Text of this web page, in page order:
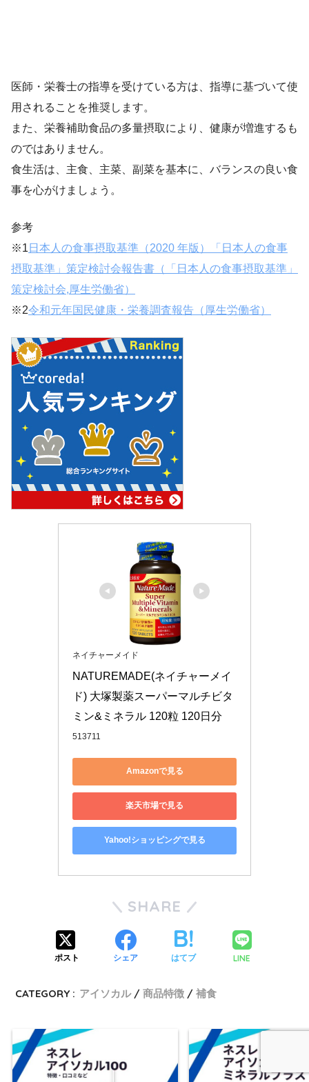
医師・栄養士の指導を受けている方は、指導に基づいて使
用されることを推奨します。
また、栄養補助食品の多量摂取により、健康が増進するも
のではありません。
食生活は、主食、主菜、副菜を基本に、バランスの良い食
事を心がけましょう。
参考
※1 日本人の食事摂取基準（2020 年版）「日本人の食事
摂取基準」策定検討会報告書（「日本人の食事摂取基準」
策定検討会,厚生労働省）
※2令和元年国民健康・栄養調査報告（厚生労働省）
ネイチャーメイド
NATUREMADE(ネイチャーメイ
ド) 大塚製薬スーパーマルチビタ
ミン&ミネラル 120粒 120日分
513711
Amazonで見る
楽天市場で見る
Yahoo!ショッピングで見る
SHARE
ポスト シェア はてブ LINE
CATEGORY : アイソカル 商品特徴 補食